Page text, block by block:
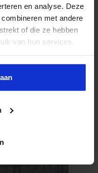
en analyse. Deze
met andere
of die ze hebben
van hun services.